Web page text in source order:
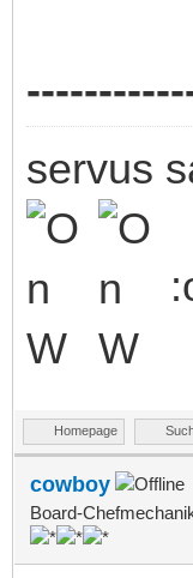
servus
Homepage
cowboy
Board-